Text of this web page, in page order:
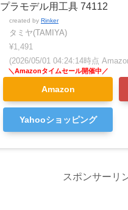
プラモデル用工具 74112
created by Rinker
タミヤ(TAMIYA)
¥1,491
(2026/05/01 04:24:14時点
Amazon
Yahooショッピング
スポンサーリ